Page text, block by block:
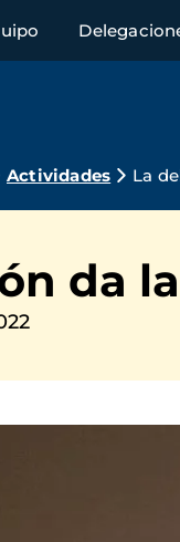
Actividades La
da